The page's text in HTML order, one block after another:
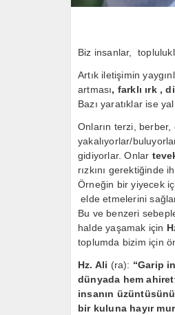
Biz insanlar,
Artık iletişimin
artması, farklı ırk ,
Bazı yaratıklar ise
Onların terzi, berber,
yakalıyorlar/
gidiyorlar. Onlar
rızkını gerektiğinde
Örneğin bir yiyecek
elde etmelerini
Bu ve benzeri
halde yaşamak için
toplumda bizim için
Hz. Ali (ra): “Garip
dünyada hem
insanın
bir kuluna hayır